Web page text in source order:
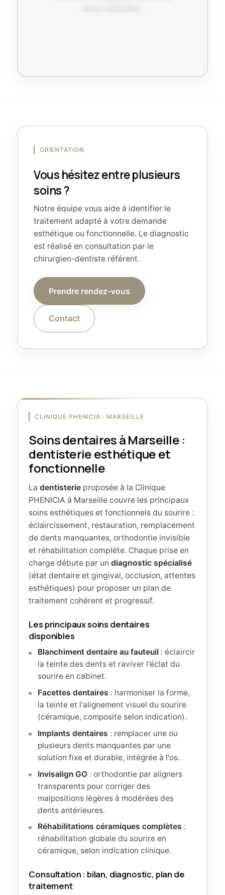
selon indication.
ORIENTATION
Vous hésitez entre plusieurs
soins ?
Notre équipe vous aide à identifier le
traitement adapté à votre demande
esthétique ou fonctionnelle. Le diagnostic
est réalisé en consultation par le
chirurgien-dentiste référent.
Prendre rendez-vous
Contact
CLINIQUE PHENICIA · MARSEILLE
Soins dentaires à Marseille :
dentisterie esthétique et
fonctionnelle
Ladentisterie proposée à la Clinique
PHENICIA à Marseille couvre les principaux
soins esthétiques et fonctionnels du sourire :
éclaircissement, restauration, remplacement
de dents manquantes, orthodontie invisible
et réhabilitation complète. Chaque prise en
charge débute par undiagnostic spécialisé
(état dentaire et gingival, occlusion, attentes
esthétiques) pour proposer un plan de
traitement cohérent et progressif.
Les principaux soins dentaires
disponibles
Blanchiment dentaire au fauteuil : éclaircir
la teinte des dents et raviver l'éclat du
sourire en cabinet.
Facettes dentaires : harmoniser la forme,
la teinte et l'alignement visuel du sourire
(céramique, composite selon indication).
Implants dentaires : remplacer une ou
plusieurs dents manquantes par une
solution fixe et durable, intégrée à l'os.
Invisalign GO: orthodontie par aligners
transparents pour corriger des
malpositions légères à modérées des
dents antérieures.
Réhabilitations céramiques complètes :
réhabilitation globale du sourire en
céramique, selon indication clinique.
Consultation : bilan, diagnostic, plan de
traitement